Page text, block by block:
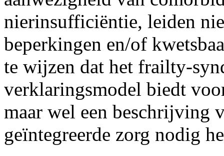
nierinsufficiëntie, leiden
beperkingen en/of
te wijzen dat het frailty-
verklaringsmodel biedt
maar wel een beschrijving
geïntegreerde zorg nodig